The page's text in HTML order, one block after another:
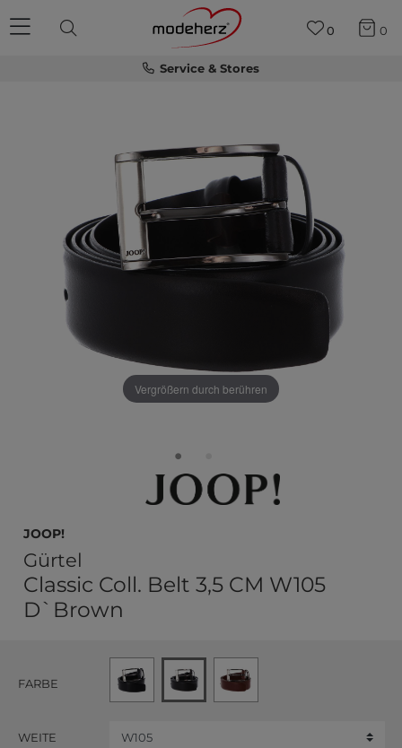
Service & Stores
0 0
Vergrößern durch berühren
JOOP!
Gürtel
Classic Coll. Belt 3,5 CM W105
D`Brown
FARBE
WEITE